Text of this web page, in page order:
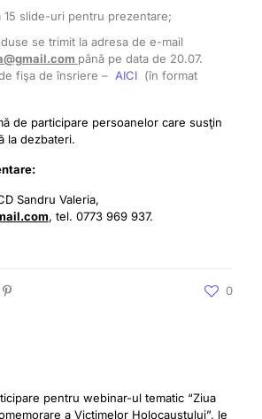
15 slide-uri pentru prezentare;
se trimit la adresa de e-mail
până pe data de 20.07.
fişa de însriere – AICI(în format
de participare persoanelor care susţin
la dezbateri.
Sandru Valeria,
, tel. 0773 969 937.
0
pentru webinar-ul tematic “Ziua
a Victimelor Holocaustului”, le